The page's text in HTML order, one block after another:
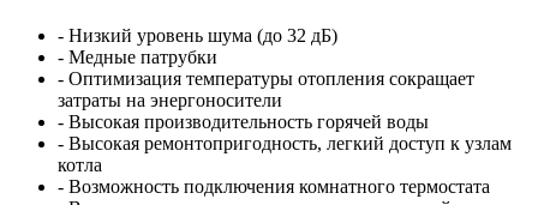
- Низкий уровень шума (до 32 дБ)
- Медные патрубки
- Оптимизация температуры отопления сокращает
затраты на энергоносители
- Высокая производительность горячей воды
- Высокая ремонтопригодность, легкий доступ к узлам
котла
- Возможность подключения комнатного термостата